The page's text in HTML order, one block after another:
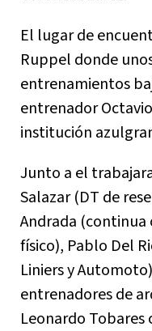
El lugar de
Ruppel donde
entrenamientos
entrenador
institución
Junto a el
Salazar (DT de
Andrada
físico), Pablo Del
Liniers y
entrenadores de
Leonardo